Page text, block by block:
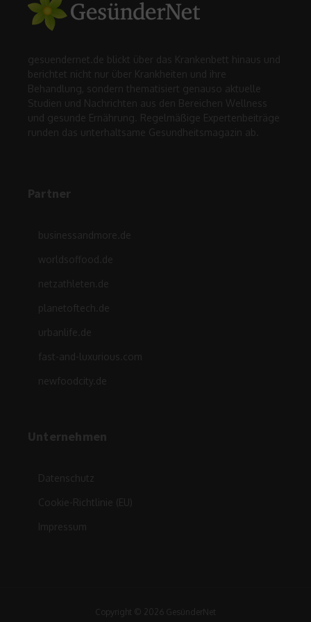
gesuendernet.de blickt über das Krankenbett hinaus und
berichtet nicht nur über Krankheiten und ihre
Behandlung, sondern thematisiert genauso aktuelle
Studien und Nachrichten aus den Bereichen Wellness
und gesunde Ernährung. Regelmäßige Expertenbeiträge
runden das unterhaltsame Gesundheitsmagazin ab.
Partner
businessandmore.de
worldsoffood.de
netzathleten.de
planetoftech.de
urbanlife.de
fast-and-luxurious.com
newfoodcity.de
Unternehmen
Datenschutz
Cookie-Richtlinie (EU)
Impressum
Copyright © 2026 GesünderNet